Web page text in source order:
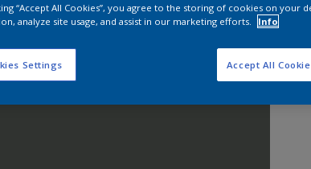
“Accept All Cookies”, you agree to the storing of cookies on your
analyze site usage, and assist in our marketing efforts.
Info
Settings Accept All